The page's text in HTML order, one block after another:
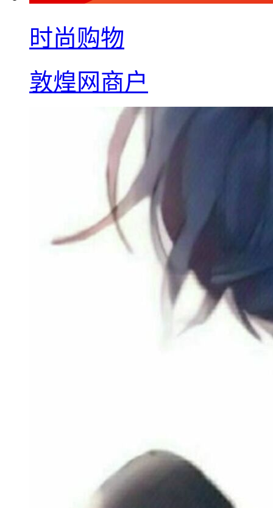
时尚购物
敦煌网商户